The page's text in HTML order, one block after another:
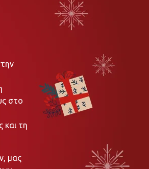
στο
και τη
μας